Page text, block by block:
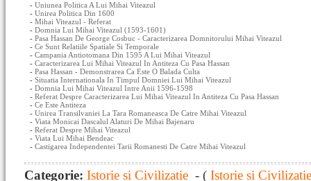
- Uniunea Politica A Lui Mihai Viteazul
- Unirea Politica Din 1600
- Mihai Viteazul - Referat
- Domnia Lui Mihai Viteazul (1593-1601)
- Pasa Hassan De George Cosbuc - Caracterizarea Domnitorului Mihai Viteazul
- Ce Sunt Relatiile Spatiale Si Temporale
- Campania Antiotomana Din 1595 A Lui Mihai Viteazul
- Caracterizarea Lui Mihai Viteazul In Antiteza Cu Pasa Hassan
- Pasa Hassan - Demonstrarea Ca Este O Balada Culta
- Situatia Internationala In Timpul Domniei Lui Mihai Viteazul
- Domnia Lui Mihai Viteazul Intre Anii 1596-1598
- Referat Despre Caracterizarea Lui Mihai Viteazul In Antiteza Cu Pasa Hassan
- Ce Este Antiteza
- Unirea Transilvaniei La Tara Romaneasca De Catre Mihai Viteazul
- Viata Monicai Dascalul Alaturi De Mihai Bajenaru
- Referat Despre Mihai Viteazul
- Viata Lui Mihai Bendeac
- Castigarea Independentei Tarii Romanesti De Catre Mihai Viteazul
Categorie: Istorie si Civilizatie - ( Istorie si